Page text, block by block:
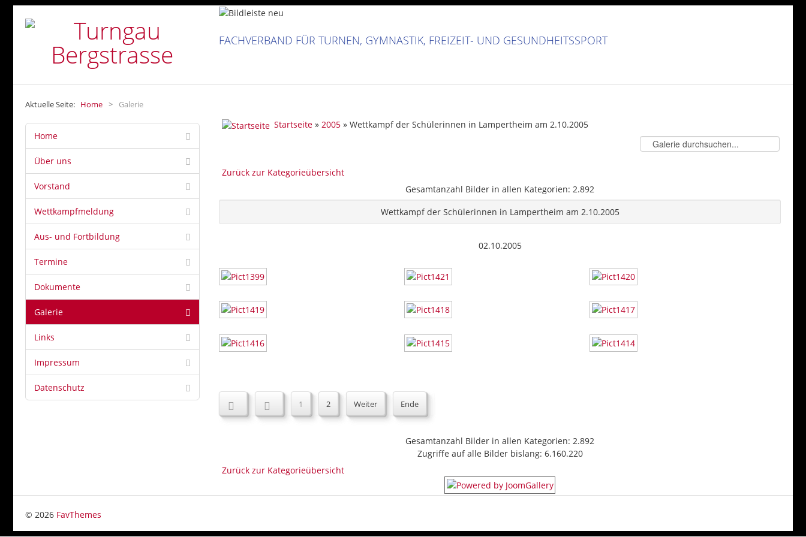
FACHVERBAND FÜR TURNEN, GYMNASTIK, FREIZEIT- UND GESUNDHEITSSPORT
Aktuelle Seite: Home > Galerie
Home
Über uns
Vorstand
Wettkampfmeldung
Aus- und Fortbildung
Termine
Dokumente
Galerie
Links
Impressum
Datenschutz
Startseite »2005 » Wettkampf der Schülerinnen in Lampertheim am 2.10.2005
Zurück zur Kategorieübersicht
Gesamtanzahl Bilder in allen Kategorien: 2.892
Wettkampf der Schülerinnen in Lampertheim am 2.10.2005
02.10.2005
1 2 Weiter Ende
Gesamtanzahl Bilder in allen Kategorien: 2.892
Zugriffe auf alle Bilder bislang: 6.160.220
Zurück zur Kategorieübersicht
© 2026 FavThemes